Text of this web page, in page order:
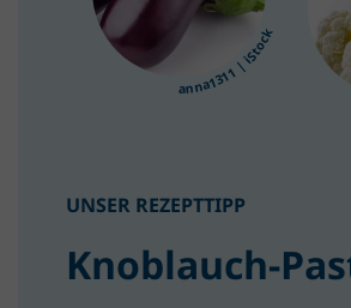
anna1311 | iStock
UNSER REZEPTTIPP
Knoblauch-